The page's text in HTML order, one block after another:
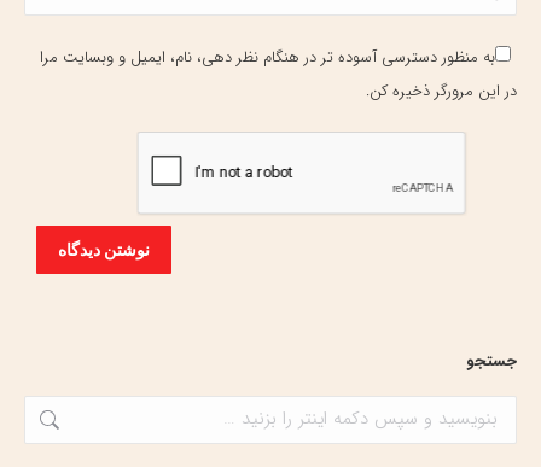
به منظور دسترسی آسوده تر در هنگام نظر دهی، نام، ایمیل و وبسایت مرا
در این مرورگر ذخیره کن.
نوشتن دیدگاه
جستجو
جستجو: